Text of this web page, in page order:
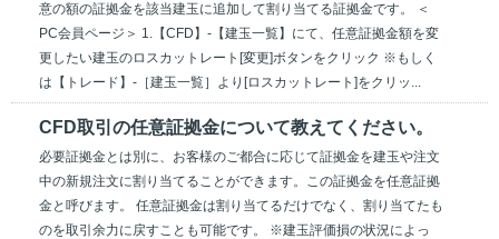
意の額の証拠金を該当建玉に追加して割り当てる証拠金です。 ＜
PC会員ページ＞ 1.【CFD】-【建玉一覧】にて、任意証拠金額を変
更したい建玉のロスカットレート[変更]ボタンをクリック ※もしく
は【トレード】-［建玉一覧］より[ロスカットレート]をクリッ...
CFD取引の任意証拠金について教えてください。
必要証拠金とは別に、お客様のご都合に応じて証拠金を建玉や注文
中の新規注文に割り当てることができます。この証拠金を任意証拠
金と呼びます。 任意証拠金は割り当てるだけでなく、割り当てたも
のを取引余力に戻すことも可能です。 ※建玉評価損の状況によっ